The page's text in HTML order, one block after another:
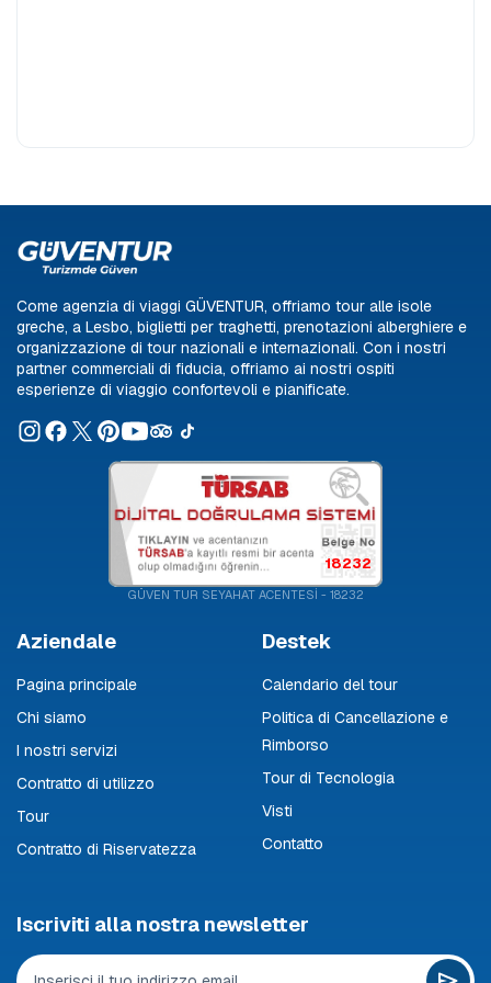
VACANZA ALL'ESTERO
Come agenzia di viaggi GÜVENTUR, offriamo tour alle isole
greche, a Lesbo, biglietti per traghetti, prenotazioni alberghiere e
organizzazione di tour nazionali e internazionali. Con i nostri
partner commerciali di fiducia, offriamo ai nostri ospiti
esperienze di viaggio confortevoli e pianificate.
18232
GÜVEN TUR SEYAHAT ACENTESİ - 18232
Aziendale
Pagina principale
Chi siamo
I nostri servizi
Contratto di utilizzo
Tour
Contratto di Riservatezza
Destek
Calendario del tour
Politica di Cancellazione e
Rimborso
Tour di Tecnologia
Visti
Contatto
Iscriviti alla nostra newsletter